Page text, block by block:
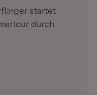
startet
durch